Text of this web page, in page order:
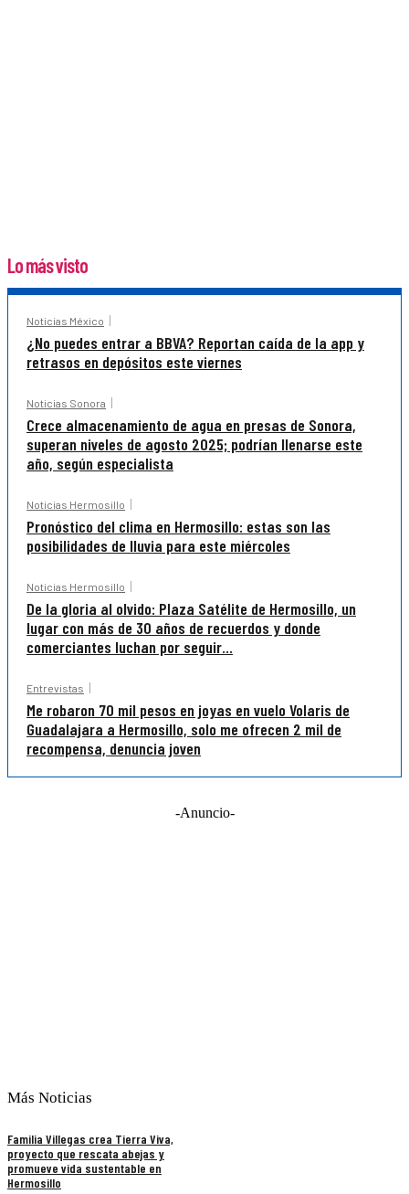
Lo más visto
Noticias México
¿No puedes entrar a BBVA? Reportan caída de la app y
retrasos en depósitos este viernes
Noticias Sonora
Crece almacenamiento de agua en presas de Sonora,
superan niveles de agosto 2025; podrían llenarse este
año, según especialista
Noticias Hermosillo
Pronóstico del clima en Hermosillo: estas son las
posibilidades de lluvia para este miércoles
Noticias Hermosillo
De la gloria al olvido: Plaza Satélite de Hermosillo, un
lugar con más de 30 años de recuerdos y donde
comerciantes luchan por seguir...
Entrevistas
Me robaron 70 mil pesos en joyas en vuelo Volaris de
Guadalajara a Hermosillo, solo me ofrecen 2 mil de
recompensa, denuncia joven
-Anuncio-
Más Noticias
Familia Villegas crea Tierra Viva,
proyecto que rescata abejas y
promueve vida sustentable en
Hermosillo